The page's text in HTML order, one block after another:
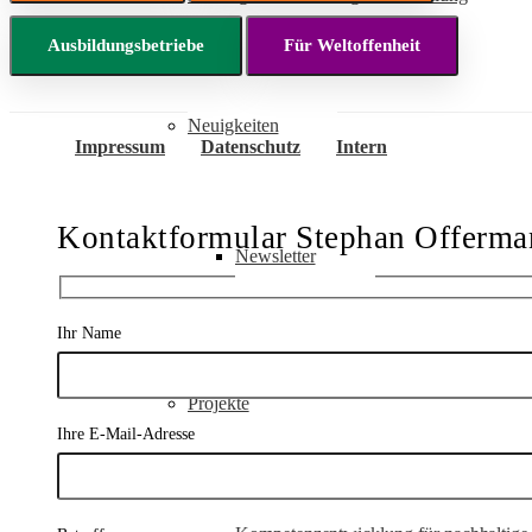
Neuigkeiten
Newsletter
Projekte
Ausbildungsbetriebe Für Weltoffenheit
Impressum Datenschutz Intern
Kontaktformular Stephan
Ihr Name
Ihre E-Mail-Adresse